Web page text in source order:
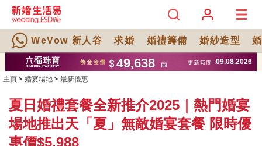
WeVow 新人谷 求婚 婚禮籌備 婚紗造型
主頁 > 婚宴場地 > 最新優惠
夏日婚禮套餐全新推介2025｜熱門婚宴
場地推出天「夏」無敵婚宴套餐 限時優
惠價$5,988